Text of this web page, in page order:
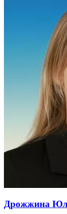
Дрожжина